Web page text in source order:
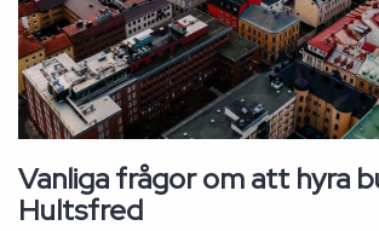
Vanliga frågor om att hyra
Hultsfred